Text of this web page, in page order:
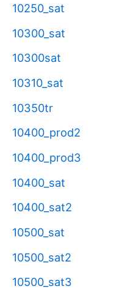
10250_sat
10300_sat
10300sat
10310_sat
10350tr
10400_prod2
10400_prod3
10400_sat
10400_sat2
10500_sat
10500_sat2
10500_sat3